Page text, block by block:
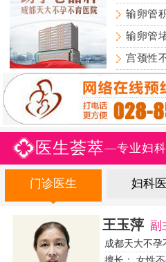
输卵管
输卵管
宫颈性
医生荟萃—专业妇
门诊医生 妇科
王玉萍 副
成都天大不孕